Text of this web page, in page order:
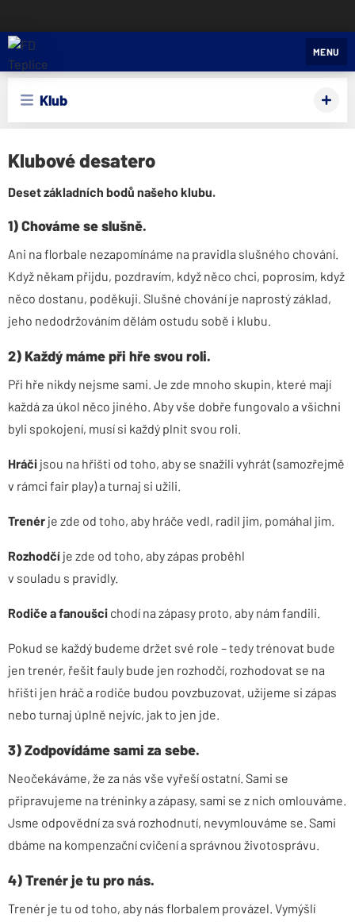
FD Teplice
MENU
Klub
Klubové desatero
Deset základních bodů našeho klubu.
1) Chováme se slušně.
Ani na florbale nezapomínáme na pravidla slušného chování.
Když někam přijdu, pozdravím, když něco chci, poprosím, když
něco dostanu, poděkuji. Slušné chování je naprostý základ,
jeho nedodržováním dělám ostudu sobě i klubu.
2) Každý máme při hře svou roli.
Při hře nikdy nejsme sami. Je zde mnoho skupin, které mají
každá za úkol něco jiného. Aby vše dobře fungovalo a všichni
byli spokojení, musí si každý plnit svou roli.
Hráči jsou na hřišti od toho, aby se snažili vyhrát (samozřejmě
v rámci fair play) a turnaj si užili.
Trenér je zde od toho, aby hráče vedl, radil jim, pomáhal jim.
Rozhodčí je zde od toho, aby zápas proběhl
v souladu s pravidly.
Rodiče a fanoušci chodí na zápasy proto, aby nám fandili.
Pokud se každý budeme držet své role – tedy trénovat bude
jen trenér, řešit fauly bude jen rozhodčí, rozhodovat se na
hřišti jen hráč a rodiče budou povzbuzovat, užijeme si zápas
nebo turnaj úplně nejvíc, jak to jen jde.
3) Zodpovídáme sami za sebe.
Neočekáváme, že za nás vše vyřeší ostatní. Sami se
připravujeme na tréninky a zápasy, sami se z nich omlouváme.
Jsme odpovědní za svá rozhodnutí, nevymlouváme se. Sami
dbáme na kompenzační cvičení a správnou životosprávu.
4) Trenér je tu pro nás.
Trenér je tu od toho, aby nás florbalem provázel. Vymýšlí